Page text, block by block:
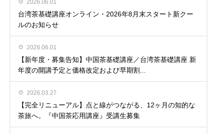
2026.06.01
台湾茶基礎講座オンライン・2026年8月末スタート新クー
ルのお知らせ
2026.06.01
【新年度・募集告知】中国茶基礎講座／台湾茶基礎講座 新
年度の開講予定と価格改定および早期割...
2026.03.27
【完全リニューアル】点と線がつながる、12ヶ月の知的な
茶旅へ。『中国茶応用講座』受講生募集